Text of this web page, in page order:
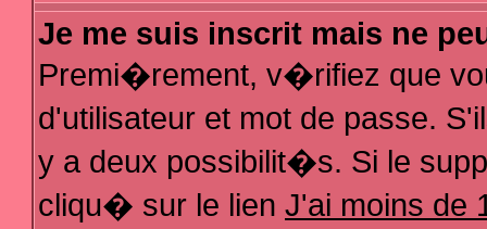
Je me suis inscrit mais ne
Premi�rement, v�rifiez que
d'utilisateur et mot de passe.
y a deux possibilit�s. Si le
cliqu� sur le lien J'ai moins de